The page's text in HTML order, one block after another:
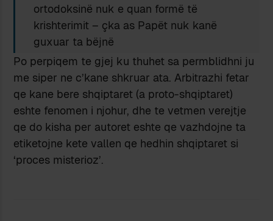
ortodoksinë nuk e quan formë të
krishterimit – çka as Papët nuk kanë
guxuar ta bëjnë
Po perpiqem te gjej ku thuhet sa permblidhni ju
me siper ne c’kane shkruar ata. Arbitrazhi fetar
qe kane bere shqiptaret (a proto-shqiptaret)
eshte fenomen i njohur, dhe te vetmen verejtje
qe do kisha per autoret eshte qe vazhdojne ta
etiketojne kete vallen qe hedhin shqiptaret si
‘proces misterioz’.